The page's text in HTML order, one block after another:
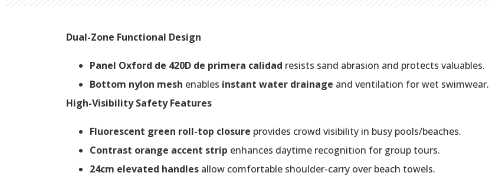
Dual-Zone Functional Design
Panel Oxford de 420D de primera calidad resists sand abrasion and protects valuables.
Bottom nylon mesh enables instant water drainage and ventilation for wet swimwear.
High-Visibility Safety Features
Fluorescent green roll-top closure provides crowd visibility in busy pools/beaches.
Contrast orange accent strip enhances daytime recognition for group tours.
24cm elevated handles allow comfortable shoulder-carry over beach towels.